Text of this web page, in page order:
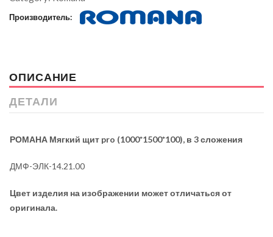
Производитель:
ОПИСАНИЕ
ДЕТАЛИ
РОМАНА Мягкий щит pro (1000*1500*100), в 3 сложения
ДМФ-ЭЛК-14.21.00
Цвет изделия на изображении может отличаться от
оригинала.